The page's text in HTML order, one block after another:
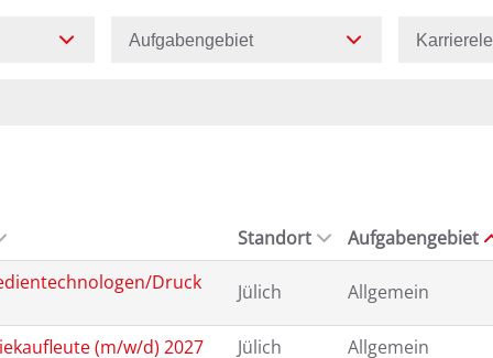
Aufgabengebiet
Standort
Aufgabengebiet
Druck
Jülich Allgemein
(m/w/d) 2027 Jülich
Allgemein